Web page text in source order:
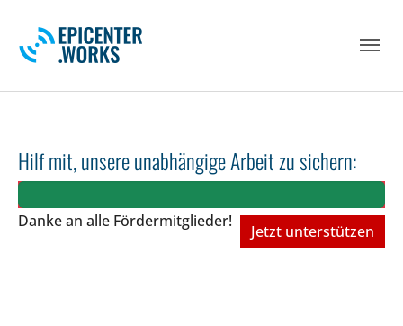
Hilf mit, unsere unabhängige Arbeit zu sichern:
Danke an alle Fördermitglieder!
Jetzt unterstützen